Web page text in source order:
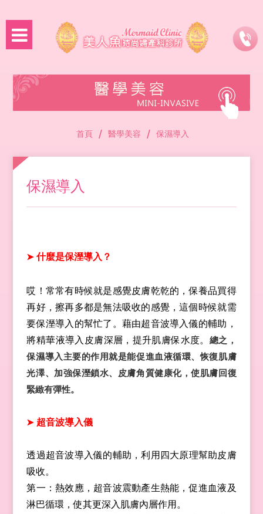
首頁 / 醫學美容 / 保濕導入
保濕導入
➤什麼是保溼導入？
哎！常常有時候就是感覺皮膚乾乾的，保養品買得
再好，擦再多都是無法吸收的感覺，這個時候就需
要保溼導入的幫忙了。藉由超音波導入儀的輔助，
將精華液導入皮膚深層，提升肌膚保水度。 總之，
保濕導入主要的作用就是能促進血液循環、恢復肌膚
光澤、加強保溼鎖水、皮膚角質健康化，使肌膚回復
緊緻有彈性。
➤ 超音波導入儀
透過超音波導入儀的輔助，利用四大原理幫助皮膚
吸收。
第一：熱效應，超音波震動產生熱能，促進血液及
淋巴循環，使其更深入肌膚內層作用。